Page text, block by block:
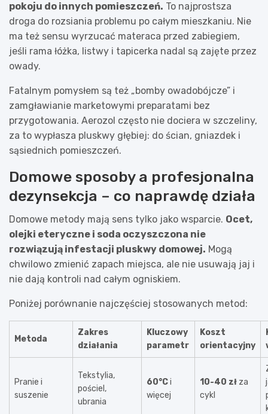
pokoju do innych pomieszczeń. To najprostsza
droga do rozsiania problemu po całym mieszkaniu. Nie
ma też sensu wyrzucać materaca przed zabiegiem,
jeśli rama łóżka, listwy i tapicerka nadal są zajęte przez
owady.
Fatalnym pomysłem są też „bomby owadobójcze” i
zamgławianie marketowymi preparatami bez
przygotowania. Aerozol często nie dociera w szczeliny,
za to wypłasza pluskwy głębiej: do ścian, gniazdek i
sąsiednich pomieszczeń.
Domowe sposoby a profesjonalna
dezynsekcja – co naprawdę działa
Domowe metody mają sens tylko jako wsparcie. Ocet,
olejki eteryczne i soda oczyszczona nie
rozwiązują infestacji pluskwy domowej. Mogą
chwilowo zmienić zapach miejsca, ale nie usuwają jaj i
nie dają kontroli nad całym ogniskiem.
Poniżej porównanie najczęściej stosowanych metod:
Metoda
Zakres
działania
Kluczowy
parametr
Koszt
orientacyjny
Pranie i
suszenie
Tekstylia,
pościel,
ubrania
60°Ci
więcej
10-40 zł za
cykl